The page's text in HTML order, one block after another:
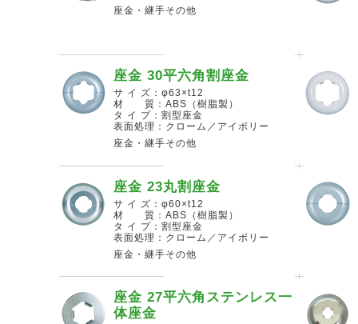
座金・継手その他
座金 30平六角割座金
サ イ ズ：φ63×t12
材 質：ABS（樹脂製）
タ イ プ：割型座金
表面処理：クローム／アイボリー
座金・継手その他
座金 23丸割座金
サ イ ズ：φ60×t12
材 質：ABS（樹脂製）
タ イ プ：割型座金
表面処理：クローム／アイボリー
座金・継手その他
座金 27平六角ステンレス一
体座金